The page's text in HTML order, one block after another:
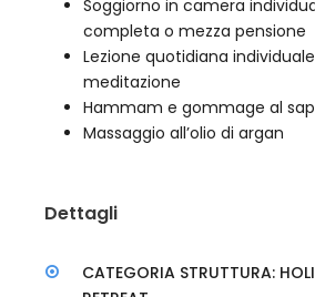
Soggiorno in camera
completa o mezza pensione
Lezione quotidiana
meditazione
Hammam e gommage al
Massaggio all’olio di argan
Dettagli
CATEGORIA STRUTTURA: